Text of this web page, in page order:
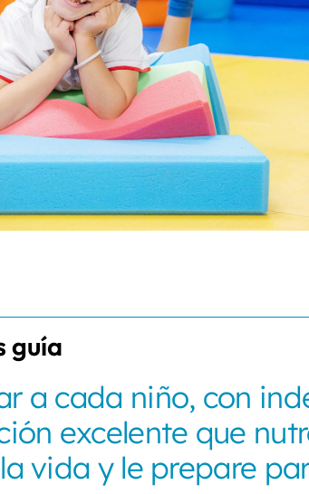
guía
a cada niño, con
excelente que
vida y le prepare